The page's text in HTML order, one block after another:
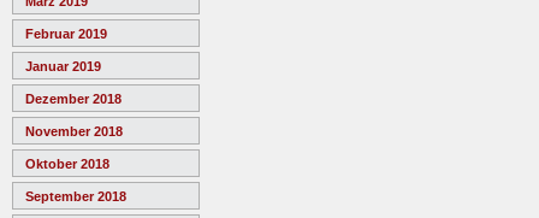
Februar 2019
Januar 2019
Dezember 2018
November 2018
Oktober 2018
September 2018